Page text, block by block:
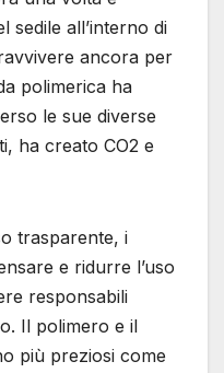
sedile all’interno di
ancora per
polimerica ha
le sue diverse
ha creato CO2 e
trasparente, i
e ridurre l’uso
responsabili
Il polimero e il
più preziosi come